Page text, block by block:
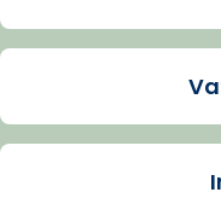
La Carmina va
dos mesos, a